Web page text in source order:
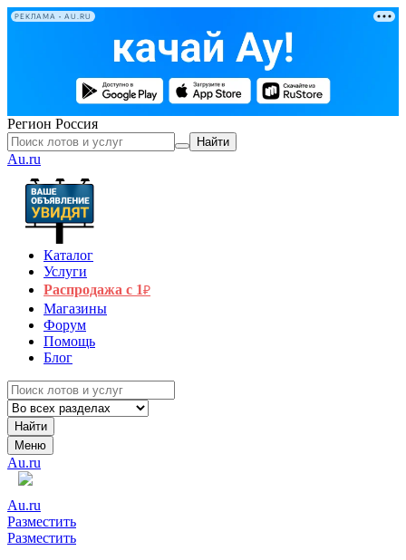
РЕКЛАМА • AU.RU
Регион Россия
Найти
Au.ru
Каталог
Услуги
Распродажа с 1₽
Магазины
Форум
Помощь
Блог
Найти
Меню
Au.ru
Au.ru
Разместить
Разместить